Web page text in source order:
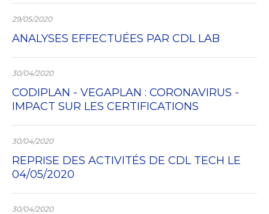
29/05/2020
ANALYSES EFFECTUÉES PAR CDL LAB
30/04/2020
CODIPLAN - VEGAPLAN : CORONAVIRUS -
IMPACT SUR LES CERTIFICATIONS
30/04/2020
REPRISE DES ACTIVITÉS DE CDL TECH LE
04/05/2020
30/04/2020